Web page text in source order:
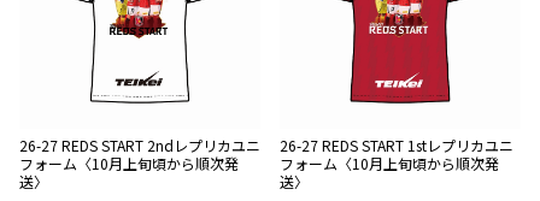
NEW
期間限定
受注
商品
08/06 18:00〜08/16
22:00
26-27 REDS START 2ndレプリカユニ
フォーム〈10月上旬頃から順次発
送〉
NEW
期間限定
受注
商品
08/06 18:00〜08/16
22:00
26-27 REDS START 1stレプリカユニ
フォーム〈10月上旬頃から順次発
送〉